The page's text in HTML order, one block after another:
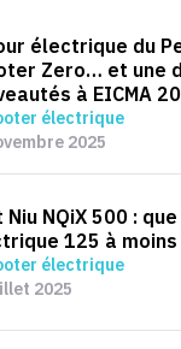
électrique du
Zero… et une
à EICMA
électrique
2025
Niu NQiX 500 :
125 à moins
électrique
2025